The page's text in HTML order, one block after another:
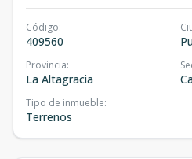
Código:
409560
Provincia:
La Altagracia
Tipo de inmueble:
Terrenos